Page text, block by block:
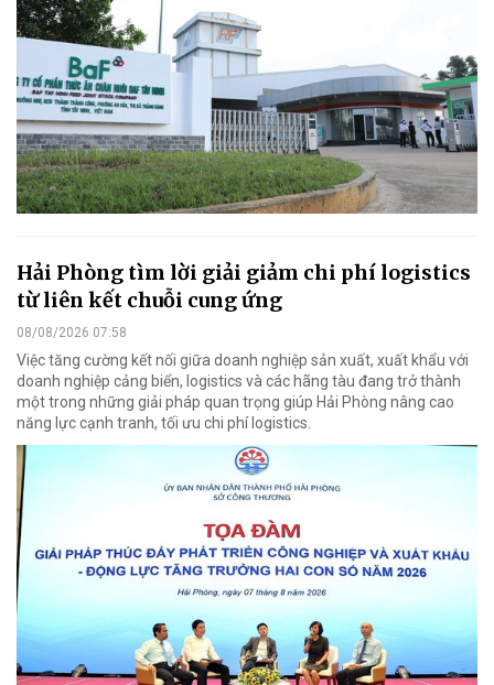
Hải Phòng tìm lời giải giảm chi phí logistics
từ liên kết chuỗi cung ứng
08/08/2026 07:58
Việc tăng cường kết nối giữa doanh nghiệp sản xuất, xuất khẩu với
doanh nghiệp cảng biển, logistics và các hãng tàu đang trở thành
một trong những giải pháp quan trọng giúp Hải Phòng nâng cao
năng lực cạnh tranh, tối ưu chi phí logistics.